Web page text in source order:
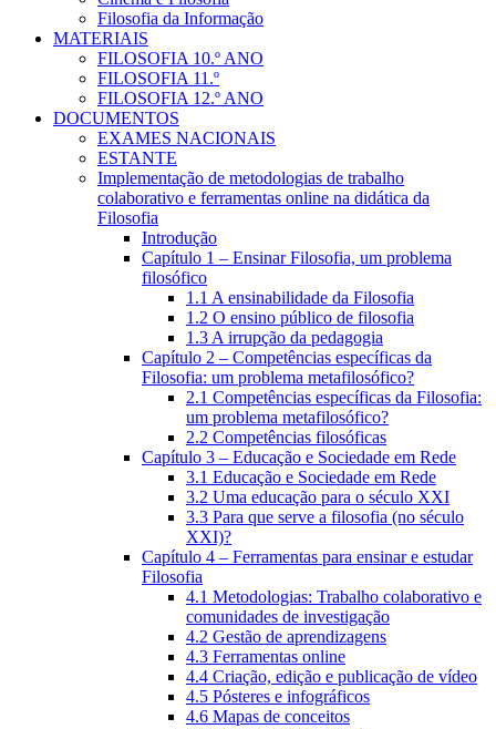
Filosofia da Informação
MATERIAIS
FILOSOFIA 10.º ANO
FILOSOFIA 11.º
FILOSOFIA 12.º ANO
DOCUMENTOS
EXAMES NACIONAIS
ESTANTE
Implementação de metodologias de trabalho
colaborativo e ferramentas online na didática da
Filosofia
Introdução
Capítulo 1 – Ensinar Filosofia, um problema
filosófico
1.1 A ensinabilidade da Filosofia
1.2 O ensino público de filosofia
1.3 A irrupção da pedagogia
Capítulo 2 – Competências específicas da
Filosofia: um problema metafilosófico?
2.1 Competências específicas da Filosofia:
um problema metafilosófico?
2.2 Competências filosóficas
Capítulo 3 – Educação e Sociedade em Rede
3.1 Educação e Sociedade em Rede
3.2 Uma educação para o século XXI
3.3 Para que serve a filosofia (no século
XXI)?
Capítulo 4 – Ferramentas para ensinar e estudar
Filosofia
4.1 Metodologias: Trabalho colaborativo e
comunidades de investigação
4.2 Gestão de aprendizagens
4.3 Ferramentas online
4.4 Criação, edição e publicação de vídeo
4.5 Pósteres e infográficos
4.6 Mapas de conceitos